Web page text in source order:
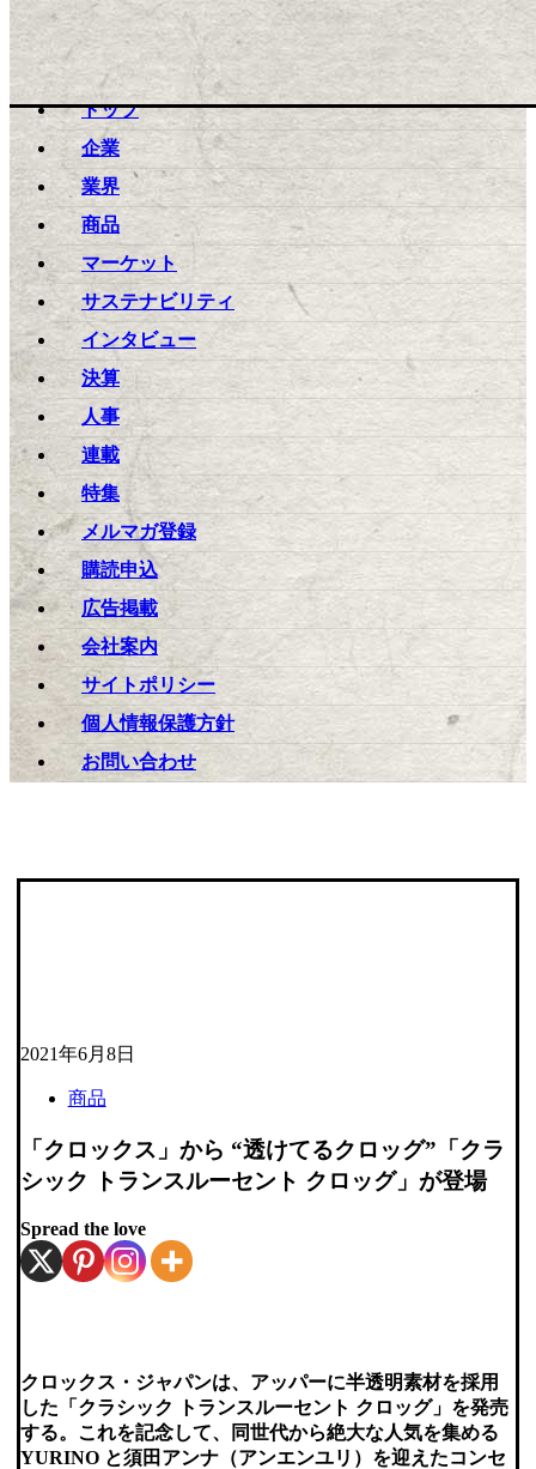
toggle navigation
ログイン
トップ
企業
業界
商品
マーケット
サステナビリティ
インタビュー
決算
人事
連載
特集
メルマガ登録
購読申込
広告掲載
会社案内
サイトポリシー
個人情報保護方針
お問い合わせ
2021年6月8日
商品
「クロックス」から “透けてるクロッグ”「クラ
シック トランスルーセント クロッグ」が登場
Spread the love
クロックス・ジャパンは、アッパーに半透明素材を採用
した「クラシック トランスルーセント クロッグ」を発売
する。これを記念して、同世代から絶大な人気を集める
YURINO と須田アンナ（アンエンユリ）を迎えたコンセ